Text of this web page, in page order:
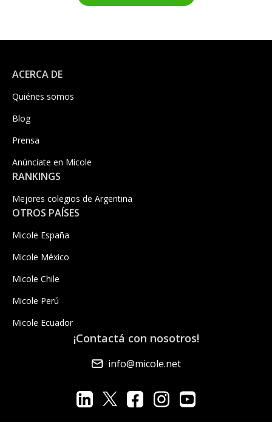
ACERCA DE
Quiénes somos
Blog
Prensa
Anúnciate en Micole
RANKINGS
Mejores colegios de Argentina
OTROS PAÍSES
Micole España
Micole México
Micole Chile
Micole Perú
Micole Ecuador
¡Contactá con nosotros!
info@micole.net